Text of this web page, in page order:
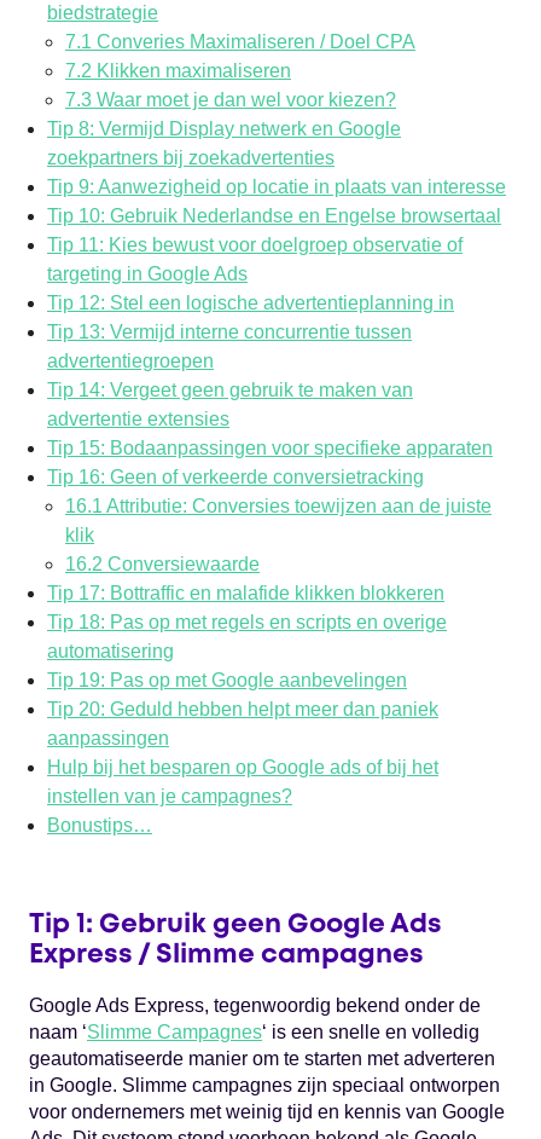
biedstrategie
7.1 Converies Maximaliseren / Doel CPA
7.2 Klikken maximaliseren
7.3 Waar moet je dan wel voor kiezen?
Tip 8: Vermijd Display netwerk en Google
zoekpartners bij zoekadvertenties
Tip 9: Aanwezigheid op locatie in plaats van interesse
Tip 10: Gebruik Nederlandse en Engelse browsertaal
Tip 11: Kies bewust voor doelgroep observatie of
targeting in Google Ads
Tip 12: Stel een logische advertentieplanning in
Tip 13: Vermijd interne concurrentie tussen
advertentiegroepen
Tip 14: Vergeet geen gebruik te maken van
advertentie extensies
Tip 15: Bodaanpassingen voor specifieke apparaten
Tip 16: Geen of verkeerde conversietracking
16.1 Attributie: Conversies toewijzen aan de juiste
klik
16.2 Conversiewaarde
Tip 17: Bottraffic en malafide klikken blokkeren
Tip 18: Pas op met regels en scripts en overige
automatisering
Tip 19: Pas op met Google aanbevelingen
Tip 20: Geduld hebben helpt meer dan paniek
aanpassingen
Hulp bij het besparen op Google ads of bij het
instellen van je campagnes?
Bonustips…
Tip 1: Gebruik geen Google Ads
Express / Slimme campagnes
Google Ads Express, tegenwoordig bekend onder de
naam ‘Slimme Campagnes‘ is een snelle en volledig
geautomatiseerde manier om te starten met adverteren
in Google. Slimme campagnes zijn speciaal ontworpen
voor ondernemers met weinig tijd en kennis van Google